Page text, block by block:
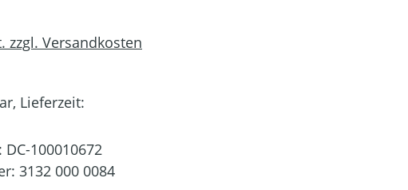
zzgl. Versandkosten
Lieferzeit:
DC-100010672
3132 000 0084